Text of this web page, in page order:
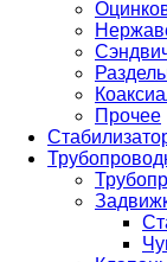
Прочее